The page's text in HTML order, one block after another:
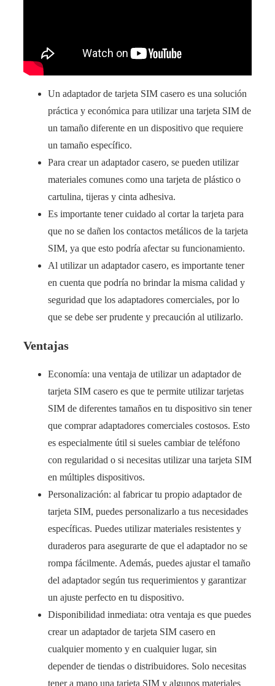
Un adaptador de tarjeta SIM casero es una solución
práctica y económica para utilizar una tarjeta SIM de
un tamaño diferente en un dispositivo que requiere
un tamaño específico.
Para crear un adaptador casero, se pueden utilizar
materiales comunes como una tarjeta de plástico o
cartulina, tijeras y cinta adhesiva.
Es importante tener cuidado al cortar la tarjeta para
que no se dañen los contactos metálicos de la tarjeta
SIM, ya que esto podría afectar su funcionamiento.
Al utilizar un adaptador casero, es importante tener
en cuenta que podría no brindar la misma calidad y
seguridad que los adaptadores comerciales, por lo
que se debe ser prudente y precaución al utilizarlo.
Ventajas
Economía: una ventaja de utilizar un adaptador de
tarjeta SIM casero es que te permite utilizar tarjetas
SIM de diferentes tamaños en tu dispositivo sin tener
que comprar adaptadores comerciales costosos. Esto
es especialmente útil si sueles cambiar de teléfono
con regularidad o si necesitas utilizar una tarjeta SIM
en múltiples dispositivos.
Personalización: al fabricar tu propio adaptador de
tarjeta SIM, puedes personalizarlo a tus necesidades
específicas. Puedes utilizar materiales resistentes y
duraderos para asegurarte de que el adaptador no se
rompa fácilmente. Además, puedes ajustar el tamaño
del adaptador según tus requerimientos y garantizar
un ajuste perfecto en tu dispositivo.
Disponibilidad inmediata: otra ventaja es que puedes
crear un adaptador de tarjeta SIM casero en
cualquier momento y en cualquier lugar, sin
depender de tiendas o distribuidores. Solo necesitas
tener a mano una tarjeta SIM y algunos materiales